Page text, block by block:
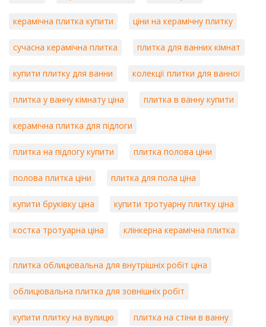
керамічна плитка купити ціни на керамічну плитку
сучасна керамічна плитка плитка для ванних кімнат
купити плитку для ванни колекції плитки для ванної
плитка у ванну кімнату ціна плитка в ванну купити
керамічна плитка для підлоги
плитка на підлогу купити плитка полова ціни
полова плитка ціни плитка для пола ціна
купити бруківку ціна купити тротуарну плитку ціна
костка тротуарна ціна клінкерна керамічна плитка
плитка облицювальна для внутрішніх робіт ціна
облицювальна плитка для зовнішніх робіт
купити плитку на вулицю плитка на стіни в ванну